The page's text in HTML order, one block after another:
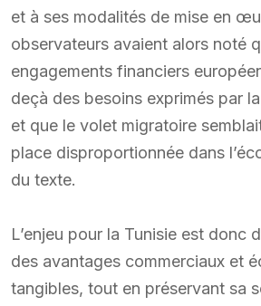
et à ses modalités de mise en
observateurs avaient alors noté
engagements financiers
deçà des besoins exprimés par
et que le volet migratoire
place disproportionnée dans
du texte.
L’enjeu pour la Tunisie est donc
des avantages commerciaux et
tangibles, tout en préservant sa